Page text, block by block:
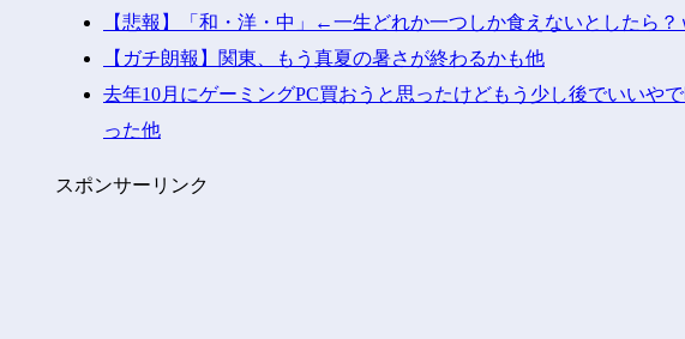
【悲報】「和・洋・中」←一生どれか一つしか食えないとしたら
【ガチ朗報】関東、もう真夏の暑さが終わるかも他
去年10月にゲーミングPC買おうと思ったけどもう少し後でいいや
った他
スポンサーリンク